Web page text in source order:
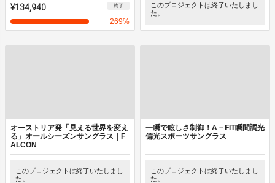
¥134,940 終了
269%
このプロジェクトは終了いたしまし
た。
オーストリア発「見える世界を変え
る」オールシーズンサングラス｜F
ALCON
このプロジェクトは終了いたしまし
た。
一瞬で眩しさ制御！A－FIT瞬間調光
偏光スポーツサングラス
このプロジェクトは終了いたしまし
た。